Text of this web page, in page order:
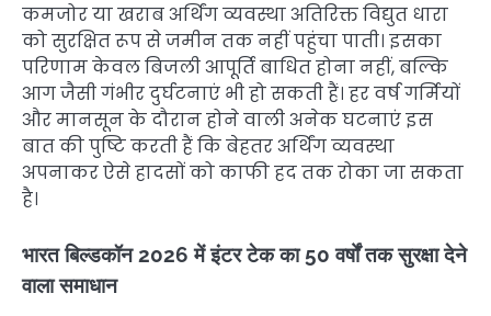
कमजोर या खराब अर्थिंग व्यवस्था अतिरिक्त विद्युत धारा
को सुरक्षित रूप से जमीन तक नहीं पहुंचा पाती। इसका
परिणाम केवल बिजली आपूर्ति बाधित होना नहीं, बल्कि
आग जैसी गंभीर दुर्घटनाएं भी हो सकती हैं। हर वर्ष गर्मियों
और मानसून के दौरान होने वाली अनेक घटनाएं इस
बात की पुष्टि करती हैं कि बेहतर अर्थिंग व्यवस्था
अपनाकर ऐसे हादसों को काफी हद तक रोका जा सकता
है।
भारत बिल्डकॉन 2026 में इंटर टेक का 50 वर्षों तक सुरक्षा देने
वाला समाधान